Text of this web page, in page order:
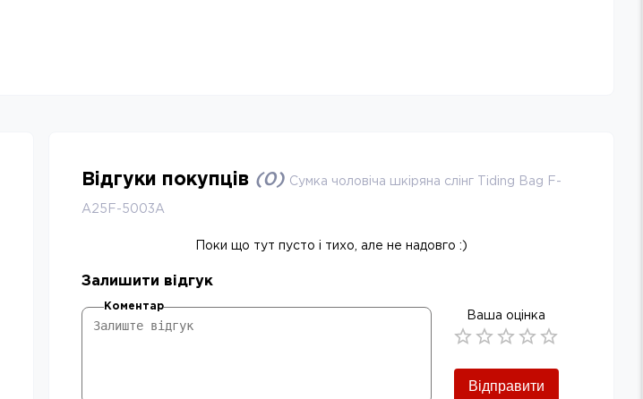
Відгуки покупців (0) Сумка чоловіча шкіряна слінг Tiding Bag F-
A25F-5003A
Поки що тут пусто і тихо, але не надовго :)
Залишити відгук
Коментар
Ваша оцінка
Відправити